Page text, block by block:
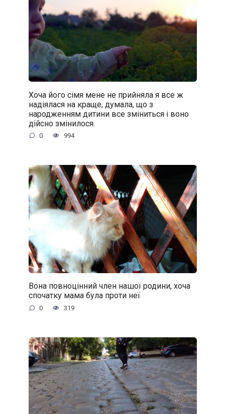
Хоча його сімя мене не прийняла я все ж
надіялася на краще, думала, що з
народженням дитини все зміниться і воно
дійсно змінилося.
0 994
Вона повноцінний член нашої родини, хоча
спочатку мама була проти неї
0 319